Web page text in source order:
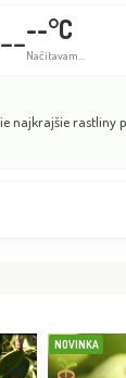
----°C
Načítavam...
najkrajšie rastliny
NOVINKA